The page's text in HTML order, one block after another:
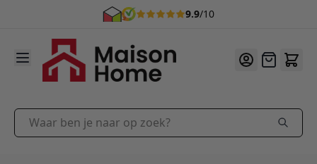
9.9/10
Ga naar de inhoud
Offerte
Waar ben je naar op zoek?